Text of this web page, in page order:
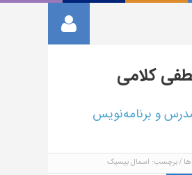
کلامی
مدرس و برنامه‌نویس
برچسب: اسمال بیسیک